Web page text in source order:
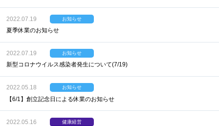
2022.07.19 お知らせ
夏季休業のお知らせ
2022.07.19 お知らせ
新型コロナウイルス感染者発生について(7/19)
2022.05.18 お知らせ
【6/1】創立記念日による休業のお知らせ
2022.05.16 健康経営